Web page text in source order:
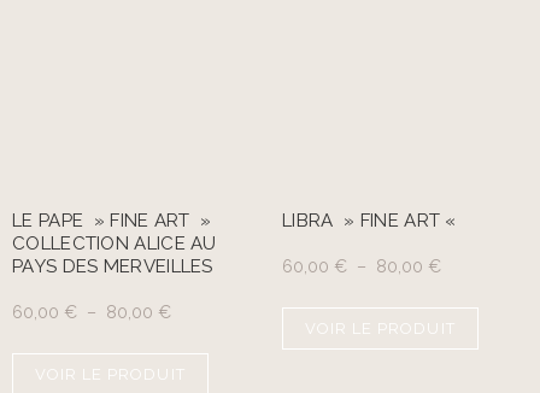
LE PAPE » FINE ART »
COLLECTION ALICE AU
PAYS DES MERVEILLES
60,00 € – 80,00 €
VOIR LE PRODUIT
LIBRA » FINE ART «
60,00 € – 80,00 €
VOIR LE PRODUIT